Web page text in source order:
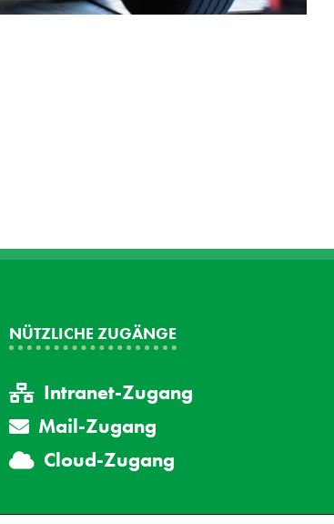
NÜTZLICHE ZUGÄNGE
Intranet-Zugang
Mail-Zugang
Cloud-Zugang